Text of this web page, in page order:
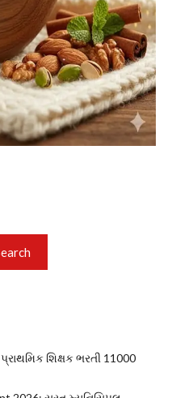
શિક્ષક ભરતી 11000